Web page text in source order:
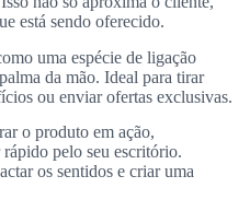
está sendo oferecido.
uma espécie de ligação
da mão. Ideal para tirar
ou enviar ofertas exclusivas.
o produto em ação,
pelo seu escritório.
os sentidos e criar uma